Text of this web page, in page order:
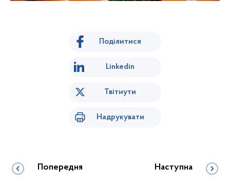
Поділитися
Linkedin
Твітнути
Надрукувати
Попередня Наступна